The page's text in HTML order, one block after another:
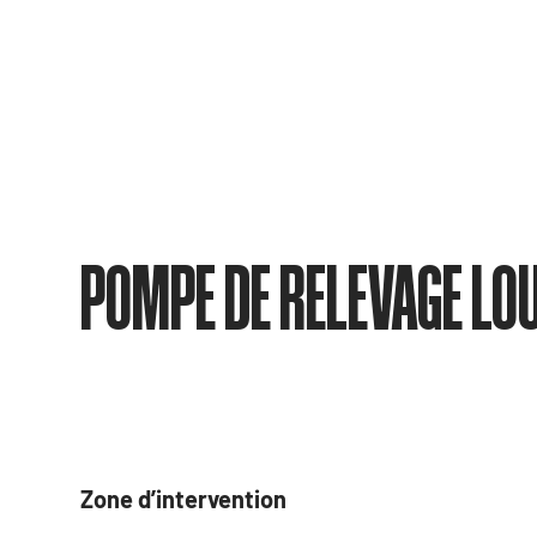
POMPE DE RELEVAGE
Zone d’intervention